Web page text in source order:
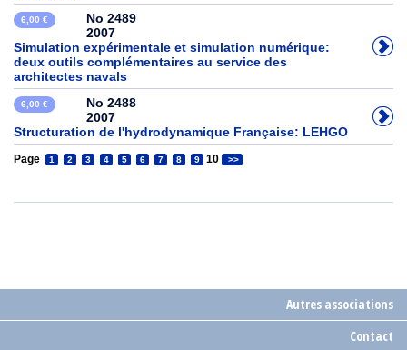
6,00 €
No 2489
2007
Simulation expérimentale et simulation numérique:
deux outils complémentaires au service des
architectes navals
6,00 €
No 2488
2007
Structuration de l'hydrodynamique Française: LEHGO
Page 1 2 3 4 5 6 7 8 9 10 >>
Autres associations
Contact